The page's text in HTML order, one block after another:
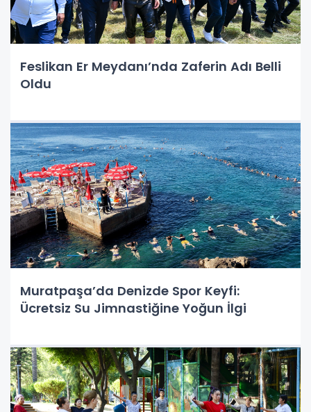
Feslikan Er Meydanı’nda Zaferin Adı Belli
Oldu
Muratpaşa’da Denizde Spor Keyfi:
Ücretsiz Su Jimnastiğine Yoğun İlgi